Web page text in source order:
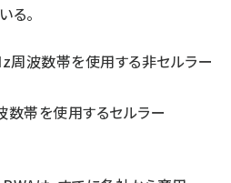
る。
波数帯を使用する非セルラー
帯を使用するセルラー